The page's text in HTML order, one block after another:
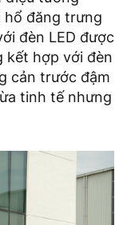
hổ đăng trưng
đèn LED được
kết hợp với đèn
cản trước đậm
tinh tế nhưng